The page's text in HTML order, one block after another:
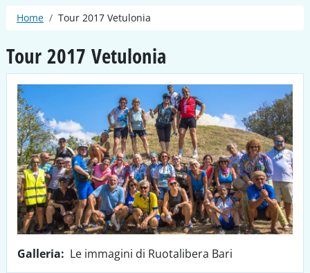
Briciole di pane
Home Tour 2017 Vetulonia
Tour 2017 Vetulonia
Immagine
Galleria Le immagini di Ruotalibera Bari